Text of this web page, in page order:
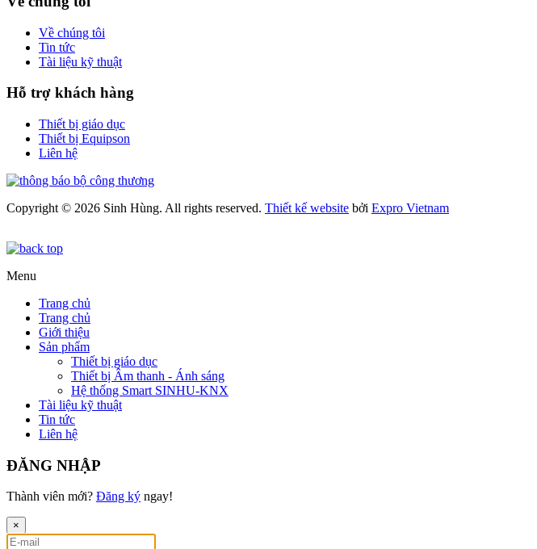
Về chúng tôi
Tin tức
Tài liệu kỹ thuật
Hỗ trợ khách hàng
Thiết bị giáo dục
Thiết bị Equipson
Liên hệ
Copyright © 2026 Sinh Hùng. All rights reserved. Thiết kế website bởi Expro Vietnam
Menu
Trang chủ
Trang chủ
Giới thiệu
Sản phẩm
Thiết bị giáo dục
Thiết bị Âm thanh - Ánh sáng
Hệ thống Smart SINHU-KNX
Tài liệu kỹ thuật
Tin tức
Liên hệ
ĐĂNG NHẬP
Thành viên mới? Đăng ký ngay!
×